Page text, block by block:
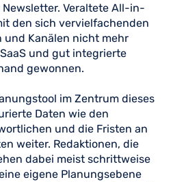
Veraltete All-in-
den sich vervielfachenden
und Kanälen nicht mehr
und gut integrierte
gewonnen.
im Zentrum dieses
Daten wie den
und die Fristen an
weiter. Redaktionen, die
dabei meist schrittweise
eigene Planungsebene